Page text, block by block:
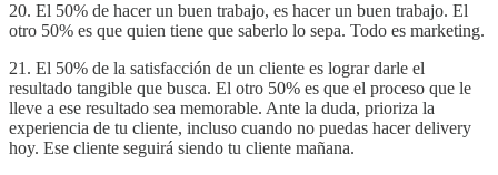
20. El 50% de hacer un buen trabajo, es hacer un buen trabajo. El
otro 50% es que quien tiene que saberlo lo sepa. Todo es marketing.
21. El 50% de la satisfacción de un cliente es lograr darle el
resultado tangible que busca. El otro 50% es que el proceso que le
lleve a ese resultado sea memorable. Ante la duda, prioriza la
experiencia de tu cliente, incluso cuando no puedas hacer delivery
hoy. Ese cliente seguirá siendo tu cliente mañana.